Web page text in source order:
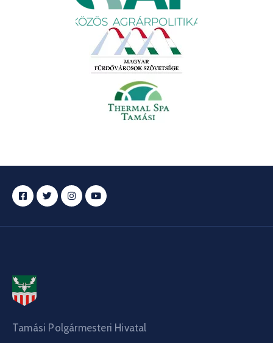
Tamási Polgármesteri Hivatal